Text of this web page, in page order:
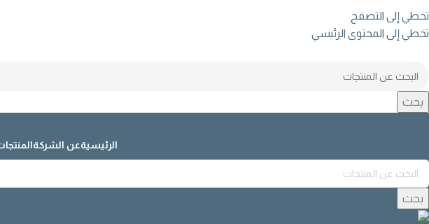
تخطي إلى التصفح
تخطي إلى المحتوى الرئيسي
بحث
الرئيسيةعن الشركة
بحث